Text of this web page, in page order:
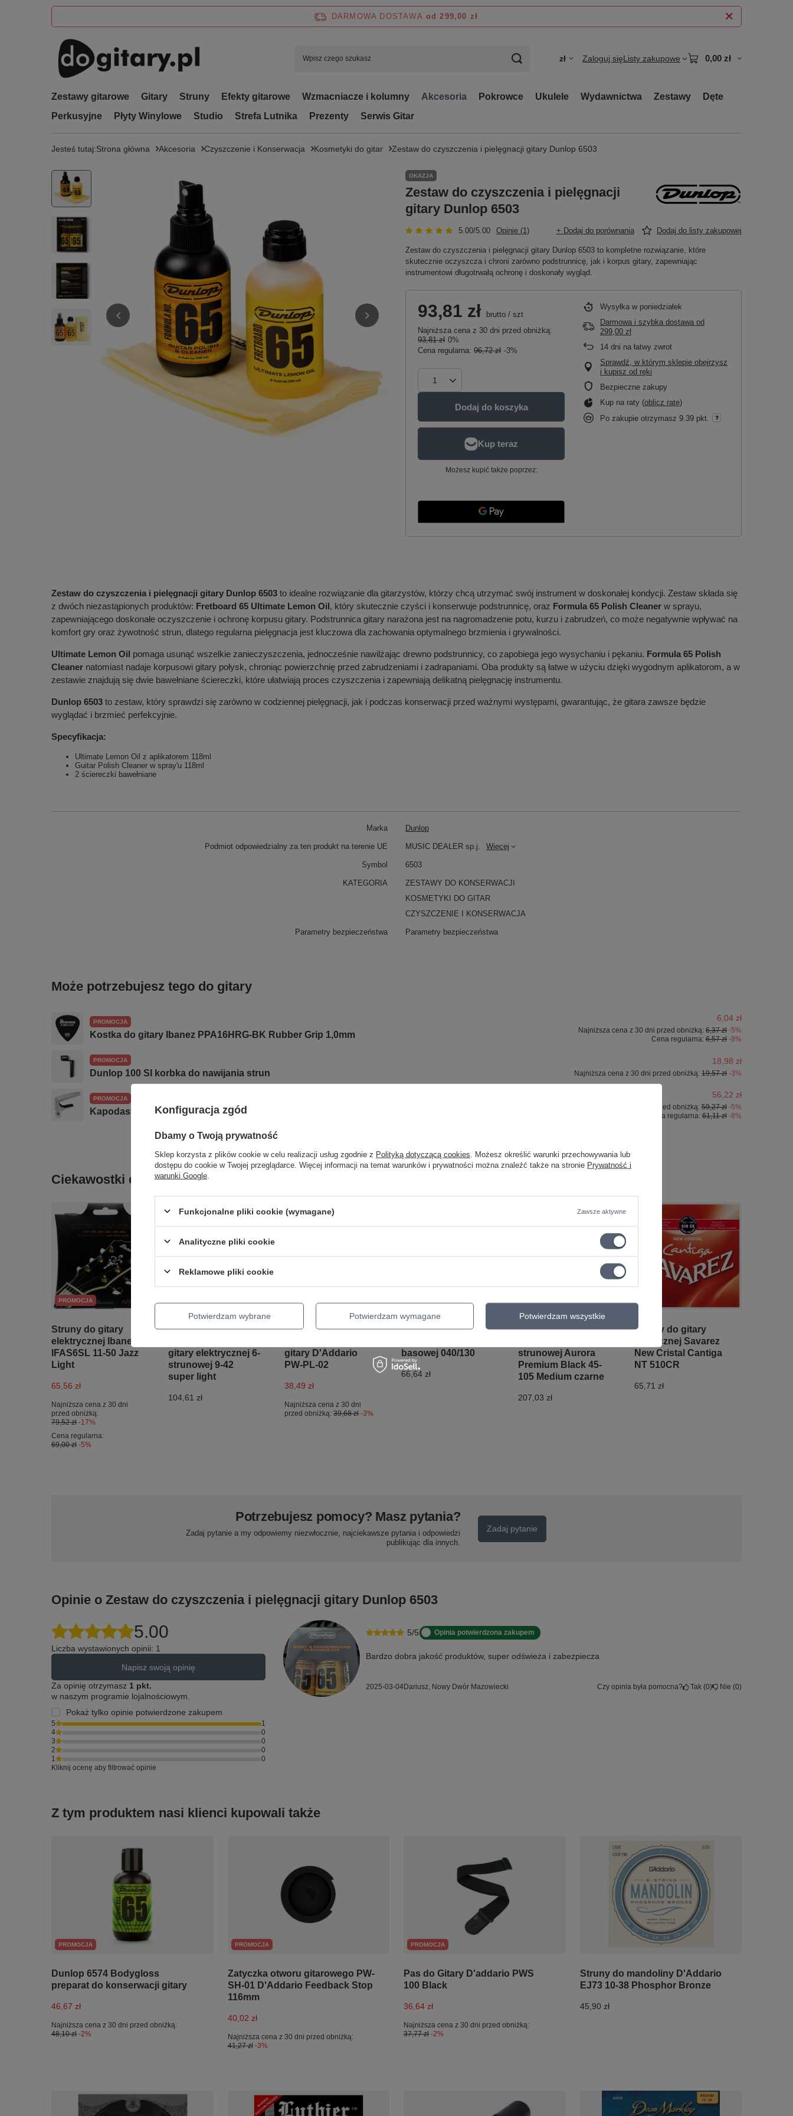
DARMOWA DOSTAWA od 299,00 zł
zł Zaloguj sięListy zakupowe 0,00 zł
Zestawy gitarowe Gitary Struny Efekty gitarowe Wzmacniacze i kolumny Akcesoria Pokrowce Ukulele Wydawnictwa Zestawy
Dęte
Perkusyjne
Płyty Winylowe Studio Strefa Lutnika Prezenty Serwis Gitar
Jesteś tutaj:Strona główna Akcesoria Czyszczenie i Konserwacja Kosmetyki do gitar Zestaw do czyszczenia i pielęgnacji gitary Dunlop 6503
OKAZJA
Zestaw do czyszczenia i pielęgnacji
gitary Dunlop 6503
5.00/5.00 Opinie (1) + Dodaj do porównania Dodaj do listy zakupowej
Zestaw do czyszczenia i pielęgnacji gitary Dunlop 6503 to kompletne rozwiązanie, które
skutecznie oczyszcza i chroni zarówno podstrunnicę, jak i korpus gitary, zapewniając
instrumentowi długotrwałą ochronę i doskonały wygląd.
93,81 zł brutto / szt
Najniższa cena z 30 dni przed obniżką:
93,81 zł 0%
Cena regularna: 96,72 zł -3%
Dodaj do koszyka
Możesz kupić także poprzez:
Wysyłka w poniedziałek
Darmowa i szybka dostawa od
299,00 zł
14 dni na łatwy zwrot
Sprawdź, w którym sklepie obejrzysz
i kupisz od ręki
Bezpieczne zakupy
Kup na raty (oblicz ratę)
Po zakupie otrzymasz 9.39 pkt.
Zestaw do czyszczenia i pielęgnacji gitary Dunlop 6503 to idealne rozwiązanie dla gitarzystów, którzy chcą utrzymać swój instrument w doskonałej kondycji. Zestaw składa się
z dwóch niezastąpionych produktów: Fretboard 65 Ultimate Lemon Oil, który skutecznie czyści i konserwuje podstrunnicę, oraz Formula 65 Polish Cleaner w sprayu,
zapewniającego doskonałe oczyszczenie i ochronę korpusu gitary. Podstrunnica gitary narażona jest na nagromadzenie potu, kurzu i zabrudzeń, co może negatywnie wpływać na
komfort gry oraz żywotność strun, dlatego regularna pielęgnacja jest kluczowa dla zachowania optymalnego brzmienia i grywalności.
Ultimate Lemon Oil pomaga usunąć wszelkie zanieczyszczenia, jednocześnie nawilżając drewno podstrunnicy, co zapobiega jego wysychaniu i pękaniu. Formula 65 Polish
Cleaner natomiast nadaje korpusowi gitary połysk, chroniąc powierzchnię przed zabrudzeniami i zadrapaniami. Oba produkty są łatwe w użyciu dzięki wygodnym aplikatorom, a w
zestawie znajdują się dwie bawełniane ściereczki, które ułatwiają proces czyszczenia i zapewniają delikatną pielęgnację instrumentu.
Dunlop 6503 to zestaw, który sprawdzi się zarówno w codziennej pielęgnacji, jak i podczas konserwacji przed ważnymi występami, gwarantując, że gitara zawsze będzie
wyglądać i brzmieć perfekcyjnie.
Specyfikacja:
Ultimate Lemon Oil z aplikatorem 118ml
Guitar Polish Cleaner w spray'u 118ml
2 ściereczki bawełniane
Marka Dunlop
Podmiot odpowiedzialny za ten produkt na terenie UE MUSIC DEALER sp.j. Więcej
Symbol 6503
KATEGORIA
ZESTAWY DO KONSERWACJI
KOSMETYKI DO GITAR
CZYSZCZENIE I KONSERWACJA
Parametry bezpieczeństwa Parametry bezpieczeństwa
Może potrzebujesz tego do gitary
PROMOCJA
Kostka do gitary Ibanez PPA16HRG-BK Rubber Grip 1,0mm
6,04 zł
Najniższa cena z 30 dni przed obniżką: 6,37 zł -5%
Cena regularna: 6,57 zł -8%
PROMOCJA
Dunlop 100 SI korbka do nawijania strun
18,98 zł
Najniższa cena z 30 dni przed obniżką: 19,57 zł -3%
PROMOCJA
Kapodaster do gitary akustycznej i elektrycznej Ibanez IGCZ10
56,22 zł
Najniższa cena z 30 dni przed obniżką: 59,27 zł -5%
Cena regularna: 61,11 zł -8%
Ciekawostki do gitary
PROMOCJA
Struny do gitary
elektrycznej Ibanez
IFAS6SL 11-50 Jazz
Light
65,56 zł
Najniższa cena z 30 dni
przed obniżką:
79,52 zł -17%
Cena regularna:
69,00 zł -5%
D'Addario ESXL120
gitary elektrycznej 6-
strunowej 9-42
super light
104,61 zł
Płynny wosk
gitary D'Addario
PW-PL-02
38,49 zł
Najniższa cena z 30 dni
przed obniżką:39,68 zł -3%
Warwick 46300 ML
basowej 040/130
66,64 zł
Czarne Struny do
strunowej Aurora
Premium Black 45-
105 Medium czarne
207,03 zł
Struny do gitary
klasycznej Savarez
New Cristal Cantiga
NT 510CR
65,71 zł
Potrzebujesz pomocy? Masz pytania?
Zadaj pytanie a my odpowiemy niezwłocznie, najciekawsze pytania i odpowiedzi
publikując dla innych.
Zadaj pytanie
Opinie o Zestaw do czyszczenia i pielęgnacji gitary Dunlop 6503
5.00
Liczba wystawionych opinii: 1
Napisz swoją opinię
Za opinię otrzymasz 1 pkt.
w naszym programie lojalnościowym.
Pokaż tylko opinie potwierdzone zakupem
5
1
4
0
3
0
2
0
1
0
Kliknij ocenę aby filtrować opinie
5/5 Opinia potwierdzona zakupem
Bardzo dobra jakość produktów, super odświeża i zabezpiecza
2025-03-04Dariusz, Nowy Dwór Mazowiecki Czy opinia była pomocna? Tak 0 Nie 0
Z tym produktem nasi klienci kupowali także
PROMOCJA
Dunlop 6574 Bodygloss
preparat do konserwacji gitary
46,67 zł
Najniższa cena z 30 dni przed obniżką:
48,10 zł -2%
PROMOCJA
Zatyczka otworu gitarowego PW-
SH-01 D'Addario Feedback Stop
116mm
40,02 zł
Najniższa cena z 30 dni przed obniżką:
41,27 zł -3%
PROMOCJA
Pas do Gitary D'addario PWS
100 Black
36,64 zł
Najniższa cena z 30 dni przed obniżką:
37,77 zł -2%
Struny do mandoliny D'Addario
EJ73 10-38 Phosphor Bronze
45,90 zł
Konfiguracja zgód
Dbamy o Twoją prywatność
Sklep korzysta z plików cookie w celu realizacji usług zgodnie z Polityką dotyczącą cookies . Możesz określić warunki przechowywania lub
dostępu do cookie w Twojej przeglądarce. Więcej informacji na temat warunków i prywatności można znaleźć także na stronie Prywatność i
warunki Google
Funkcjonalne pliki cookie (wymagane) Zawsze aktywne
Analityczne pliki cookie
Reklamowe pliki cookie
Potwierdzam wybrane Potwierdzam wymagane Potwierdzam wszystkie